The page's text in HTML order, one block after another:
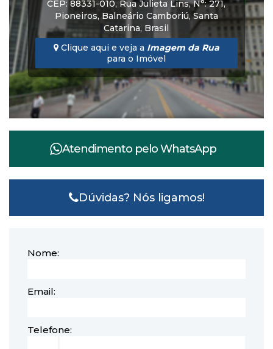
CEP: 88331-010, Rua Julieta Lins,N°:271,
Pioneiros, Balneário Camboriú,Santa
Catarina, Brasil
Clique aqui e veja a Imagem da Rua
para o Imóvel
Atendimento peloWhatsApp
Dúvidas? Nós ligamos!
Nome:
Email:
Telefone: